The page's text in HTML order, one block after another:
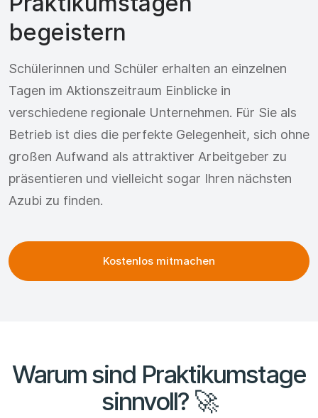
begeistern
Schülerinnen und Schüler erhalten an einzelnen
Tagen im Aktionszeitraum Einblicke in
verschiedene regionale Unternehmen. Für Sie als
Betrieb ist dies die perfekte Gelegenheit, sich ohne
großen Aufwand als attraktiver Arbeitgeber zu
präsentieren und vielleicht sogar Ihren nächsten
Azubi zu finden.
Kostenlos mitmachen
Warum sind Praktikumstage
sinnvoll? 🚀